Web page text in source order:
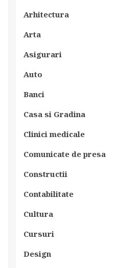
Arhitectura
Arta
Asigurari
Auto
Banci
Casa si Gradina
Clinici medicale
Comunicate de presa
Constructii
Contabilitate
Cultura
Cursuri
Design